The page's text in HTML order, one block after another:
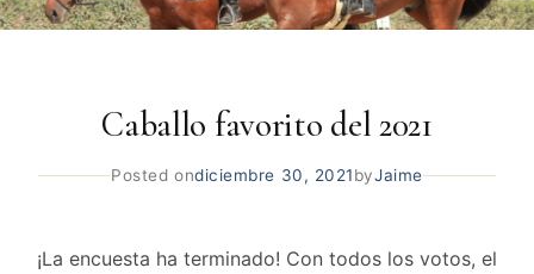
Caballo favorito del 2021
Posted ondiciembre 30, 2021byJaime
¡La encuesta ha terminado! Con todos los votos, el